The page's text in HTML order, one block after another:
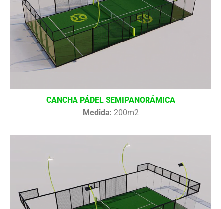
CANCHA PÁDEL SEMIPANORÁMICA
Medida: 200m2